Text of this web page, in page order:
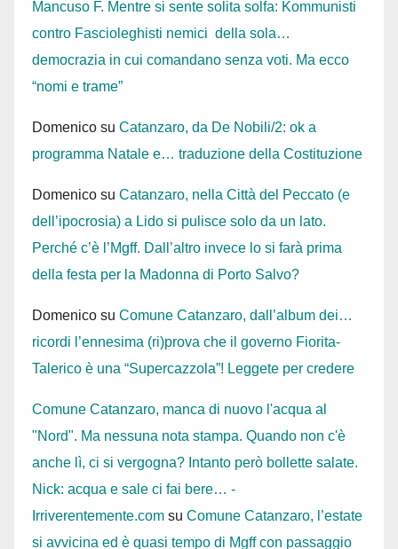
Mancuso F. Mentre si sente solita solfa: Kommunisti
contro Fascioleghisti nemici della sola…
democrazia in cui comandano senza voti. Ma ecco
“nomi e trame”
Domenico su Catanzaro, da De Nobili/2: ok a
programma Natale e… traduzione della Costituzione
Domenico su Catanzaro, nella Città del Peccato (e
dell’ipocrosia) a Lido si pulisce solo da un lato.
Perché c’è l’Mgff. Dall’altro invece lo si farà prima
della festa per la Madonna di Porto Salvo?
Domenico su Comune Catanzaro, dall’album dei…
ricordi l’ennesima (ri)prova che il governo Fiorita-
Talerico è una “Supercazzola”! Leggete per credere
Comune Catanzaro, manca di nuovo l'acqua al
"Nord". Ma nessuna nota stampa. Quando non c'è
anche lì, ci si vergogna? Intanto però bollette salate.
Nick: acqua e sale ci fai bere… -
Irriverentemente.com su Comune Catanzaro, l’estate
si avvicina ed è quasi tempo di Mgff con passaggio